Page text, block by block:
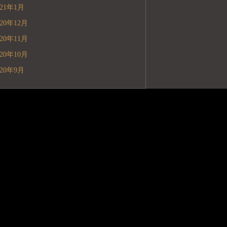
年1月
年12月
年11月
年10月
年9月